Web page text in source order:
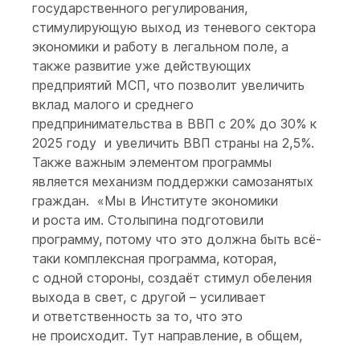
государственного регулирования,
стимулирующую выход из теневого сектора
экономики и работу в легальном поле, а
также развитие уже действующих
предприятий МСП, что позволит увеличить
вклад малого и среднего
предпринимательства в ВВП с 20% до 30% к
2025 году и увеличить ВВП страны на 2,5%.
Также важным элементом программы
является механизм поддержки самозанятых
граждан. «Мы в Институте экономики
и роста им. Столыпина подготовили
программу, потому что это должна быть всё-
таки комплексная программа, которая,
с одной стороны, создаёт стимул обеления
выхода в свет, с другой – усиливает
и ответственность за то, что это
не происходит. Тут направление, в общем,